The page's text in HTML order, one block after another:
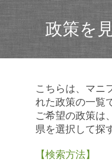
政策を
こちらは、マニ
れた政策の一覧
ご希望の政策は
県を選択して探
【検索方法】